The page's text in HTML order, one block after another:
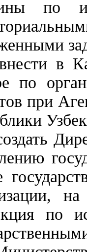
по
в
по
при
на
по